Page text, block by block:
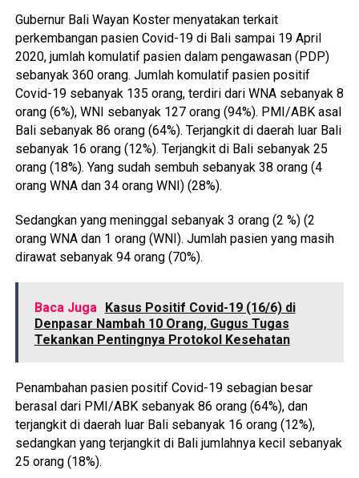
Gubernur Bali Wayan Koster menyatakan terkait
perkembangan pasien Covid-19 di Bali sampai 19 April
2020, jumlah komulatif pasien dalam pengawasan (PDP)
sebanyak 360 orang. Jumlah komulatif pasien positif
Covid-19 sebanyak 135 orang, terdiri dari WNA sebanyak 8
orang (6%), WNI sebanyak 127 orang (94%). PMI/ABK asal
Bali sebanyak 86 orang (64%). Terjangkit di daerah luar Bali
sebanyak 16 orang (12%). Terjangkit di Bali sebanyak 25
orang (18%). Yang sudah sembuh sebanyak 38 orang (4
orang WNA dan 34 orang WNI) (28%).
Sedangkan yang meninggal sebanyak 3 orang (2 %) (2
orang WNA dan 1 orang (WNI). Jumlah pasien yang masih
dirawat sebanyak 94 orang (70%).
Baca Juga Kasus Positif Covid-19 (16/6) di
Denpasar Nambah 10 Orang, Gugus Tugas
Tekankan Pentingnya Protokol Kesehatan
Penambahan pasien positif Covid-19 sebagian besar
berasal dari PMI/ABK sebanyak 86 orang (64%), dan
terjangkit di daerah luar Bali sebanyak 16 orang (12%),
sedangkan yang terjangkit di Bali jumlahnya kecil sebanyak
25 orang (18%).